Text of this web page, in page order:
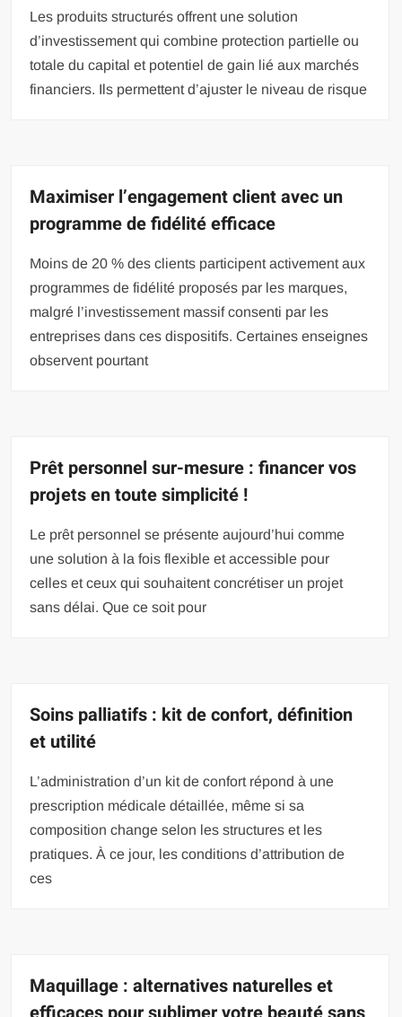
Les produits structurés offrent une solution
d’investissement qui combine protection partielle ou
totale du capital et potentiel de gain lié aux marchés
financiers. Ils permettent d’ajuster le niveau de risque
Maximiser l’engagement client avec un
programme de fidélité efficace
Moins de 20 % des clients participent activement aux
programmes de fidélité proposés par les marques,
malgré l’investissement massif consenti par les
entreprises dans ces dispositifs. Certaines enseignes
observent pourtant
Prêt personnel sur-mesure : financer vos
projets en toute simplicité !
Le prêt personnel se présente aujourd’hui comme
une solution à la fois flexible et accessible pour
celles et ceux qui souhaitent concrétiser un projet
sans délai. Que ce soit pour
Soins palliatifs : kit de confort, définition
et utilité
L’administration d’un kit de confort répond à une
prescription médicale détaillée, même si sa
composition change selon les structures et les
pratiques. À ce jour, les conditions d’attribution de
ces
Maquillage : alternatives naturelles et